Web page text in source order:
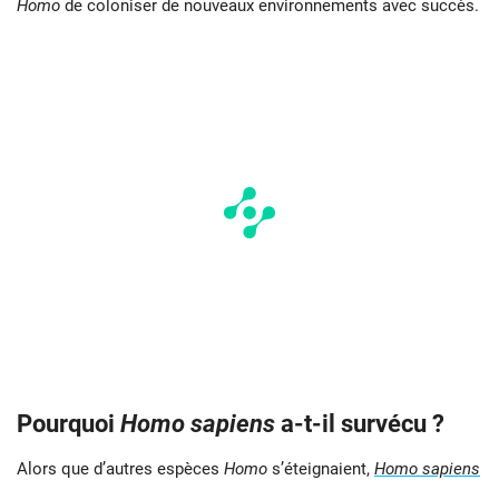
Homo de coloniser de nouveaux environnements avec succès.
Pourquoi Homo sapiens a-t-il survécu ?
Alors que d’autres espèces Homo s’éteignaient, Homo sapiens